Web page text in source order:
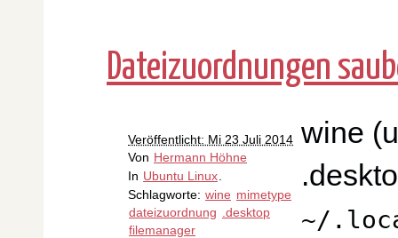
Dateizuordnungen
Veröffentlicht: Mi 23 Juli 2014
Von Hermann Höhne
In Ubuntu Linux
Schlagworte: wine mimetype
dateizuordnung
.desktop
filemanager
wine
~/